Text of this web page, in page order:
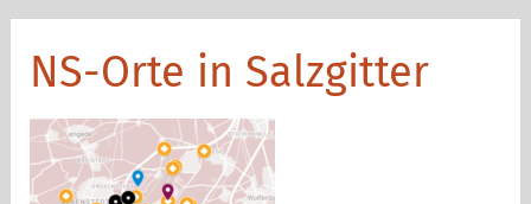
NS-Orte in Salzgitter